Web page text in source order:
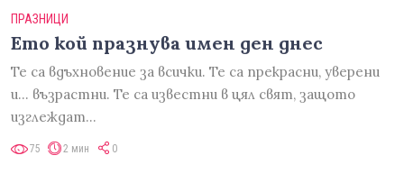
ПРАЗНИЦИ
Ето кой празнува имен ден днес
Те са вдъхновение за всички. Те са прекрасни, уверени
и... възрастни. Те са известни в цял свят, защото
изглеждат…
75 2 мин 0